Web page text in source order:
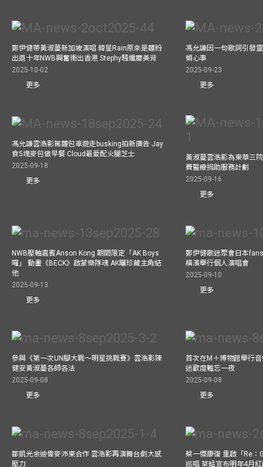
鄭伊健帶黃淑蔓新加坡演唱 韓星Rain原來是麵粉
出道十年NWB興奮衝出香港 Stephy騷纖腰美背
2025-10-02
更多
馮允謙因一句歌詞引發
傾心事
2025-09-23
更多
馮允謙雲浩影駕麵包車遊走busking拍新廣告 Jay
食5塊麥包做早餐 Cloud最愛配火腿芝士
2025-09-18
更多
黃淑蔓雲浩影為東華三
費醫療捐助服務計劃
2025-09-16
更多
NWB壓軸嘉賓Anson Kong 期間限定「AK Boys
囉」 動畫《BECK》啟蒙樂隊魂 AK曬珍藏主角結
他
2025-09-13
更多
鄭伊健歌迷聚會日本
橫濱舉行個人演唱會
2025-09-10
更多
參與《第一次UN腳大戰～明星挑戰賽》雲浩影陳
健安黃淑蔓各師各法
2025-09-08
更多
首次在M＋博物館舉行
迷歡度難忘一夜
2025-09-08
更多
鄒凱光余迪偉麥沛東合作 雲浩影再演舞台劇大感
壓力
蔡一傑康復 重啟「Re：
巡唱 草蜢宣布明年4月